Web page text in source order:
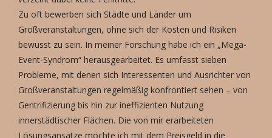
Zu oft bewerben sich Städte und Länder um
Großveranstaltungen, ohne sich der Kosten und Risiken
bewusst zu sein. In meiner Forschung habe ich ein „Mega-
Event-Syndrom“ herausgearbeitet. Es umfasst sieben
Probleme, mit denen sich Interessenten und Ausrichter von
Großveranstaltungen regelmäßig konfrontiert sehen – von
Gentrifizierung bis hin zur ineffizienten Nutzung
innerstädtischer Flächen. Die von mir erarbeiteten
Lösungsansätze möchte ich mit dem Preisgeld in die